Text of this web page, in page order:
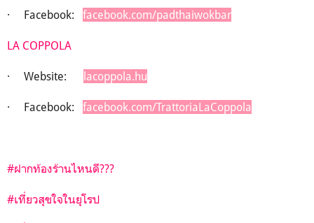
· Facebook: facebook.com/padthaiwokbar
LA COPPOLA
· Website: lacoppola.hu
· Facebook: facebook.com/TrattoriaLaCoppola
#ฝากท้องร้านไหนดี???
#เที่ยวสุขใจในยุโรป